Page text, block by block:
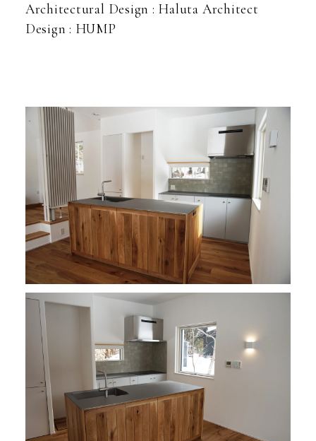
Architectural Design : Haluta Architect
Design : HUMP